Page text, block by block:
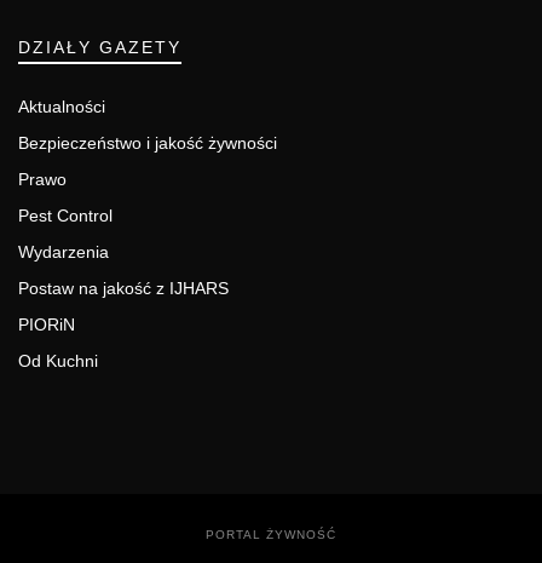
DZIAŁY GAZETY
Aktualności
Bezpieczeństwo i jakość żywności
Prawo
Pest Control
Wydarzenia
Postaw na jakość z IJHARS
PIORiN
Od Kuchni
PORTAL ŻYWNOŚĆ